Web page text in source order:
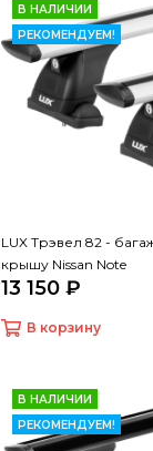
В НАЛИЧИИ
РЕКОМЕНДУЕМ!
LUX Трэвел 82 -
крышу Nissan Note
13 150 ₽
В корзину
В НАЛИЧИИ
РЕКОМЕНДУЕМ!